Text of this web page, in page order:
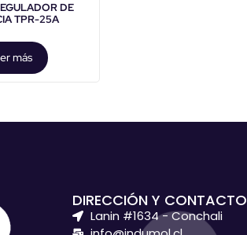
DE
TPR-25A
más
DIRECCIÓN Y CONTACTO
Lanin #1634 - Conchali